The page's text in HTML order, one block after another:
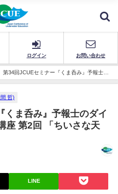
ログイン お問い合わせ
第34回JCUEセミナー『くま呑み』予報士の
いさな天気、おおきな天気」
哲)
ま呑み』予報士のダイ
座 第2回 「ちいさな天
LINE